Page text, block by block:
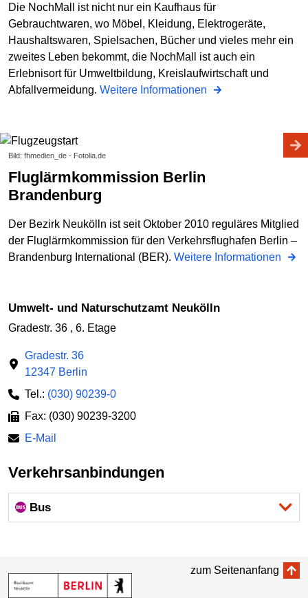
Die NochMall ist nicht nur ein Kaufhaus für
Gebrauchtwaren, wo Möbel, Kleidung, Elektrogeräte,
Haushaltswaren, Spielsachen, Bücher und vieles mehr ein
zweites Leben bekommt, die NochMall ist auch ein
Erlebnisort für Umweltbildung, Kreislaufwirtschaft und
Abfallvermeidung. Weitere Informationen
Bild: fhmedien_de - Fotolia.de
Fluglärmkommission Berlin
Brandenburg
Der Bezirk Neukölln ist seit Oktober 2010 reguläres Mitglied
der Fluglärmkommission für den Verkehrsflughafen Berlin –
Brandenburg International (BER). Weitere Informationen
Umwelt- und Naturschutzamt Neukölln
Gradestr. 36 , 6. Etage
Gradestr. 36
12347 Berlin
Tel.: (030) 90239-0
Fax: (030) 90239-3200
E-Mail
Verkehrsanbindungen
Bus
zum Seitenanfang